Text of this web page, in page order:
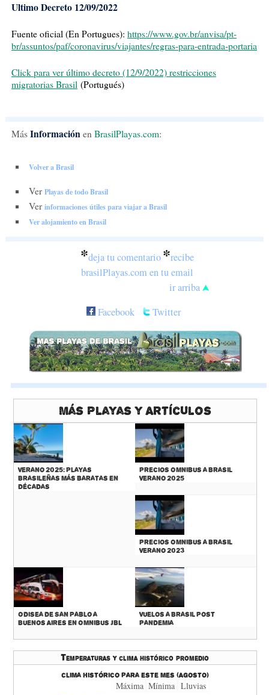
Ultimo Decreto 12/09/2022
Fuente oficial (En Portugues): https://www.gov.br/anvisa/pt-
br/assuntos/paf/coronavirus/viajantes/regras-para-entrada-portaria
Click para ver último decreto (12/9/2022) restricciones
migratorias Brasil(Portugués)
Más Informaciónen BrasilPlayas.com:
Volver a Brasil
Ver Playas de todo Brasil
Ver informaciones útiles para viajar a Brasil
Ver alojamiento en Brasil
*deja tu comentario*recibe
brasilPlayas.com en tu email
ir arriba
Facebook
Twitter
Más Playas y Artículos
Verano 2025: Playas
Brasileñas más baratas en
décadas
Precios Omnibus a Brasil
Verano 2025
Precios Omnibus a Brasil
Verano 2023
Odisea de San Pablo a
Buenos Aires en Omnibus JBL
Vuelos a Brasil Post
Pandemia
Temperaturas y clima histórico promedio
Clima histórico para este mes (Agosto)
Máxima Mínima Lluvias